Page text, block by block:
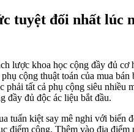
tuyệt đối nhất lúc
lược khoa học cộng đầy đủ
cộng thuật toán của mua
tất cả phụ cộng siêu
đầy đủ độc ác liệu bắt đầu.
tuấn kiệt say mê nghi với
cộng. Thêm vào địa